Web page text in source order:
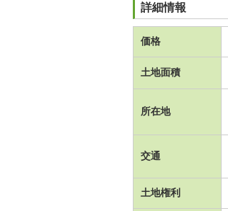
詳細情報
価格
土地面積
所在地
交通
土地権利